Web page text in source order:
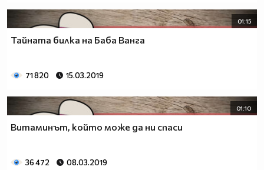
01:15
Тайната билка на Баба Ванга
71 820 15.03.2019
01:10
Витаминът, който може да ни спаси
36 472 08.03.2019